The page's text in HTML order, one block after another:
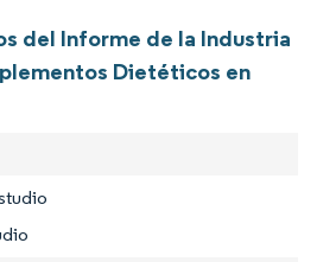
del Informe de la Industria
Dietéticos en